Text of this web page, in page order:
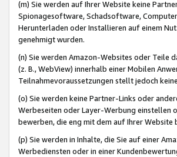
(m) Sie werden auf Ihrer Website keine
Spionagesoftware, Schadsoftware,
Herunterladen oder Installieren auf einem
genehmigt wurden.
(n) Sie werden Amazon-Websites oder Teile
(z. B., WebView) innerhalb einer Mobilen
Teilnahmevoraussetzungen stellt jedoch
(o) Sie werden keine Partner-Links oder
Werbeseiten oder Layer-Werbung einstellen
bewerben, die eng mit dem auf Ihrer Website
(p) Sie werden in Inhalte, die Sie auf einer
Werbediensten oder in einer